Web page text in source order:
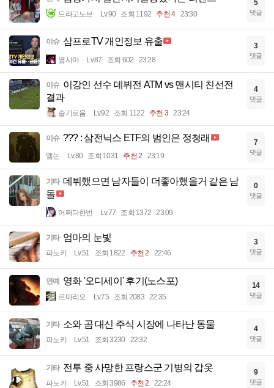
드라고노브 Lv.90 조회 1192 추천 4 23:30
5
댓글
이슈 삼프로TV 개인정보 유출
옆사마 Lv.87 조회 602 23:28
3
댓글
이슈 이강인 선수 데뷔전 ATM vs 맨시티 친선전
결과
슬기로움 Lv.92 조회 1122 추천 3 23:24
4
댓글
이슈 ??? : 삼전닉스 ETF의 범인은 정청래
멤논 Lv.80 조회 1031 추천 2 23:19
7
댓글
기타 데뷔했으면 남자들이 더좋아했을거 같은 남
돌
어쩌다한번 Lv.77 조회 1372 23:09
0
댓글
기타 엄마의 눈빛
파노키 Lv.51 조회 1822 추천 2 22:46
3
댓글
연예 영화 '오디세이' 후기(노스포)
르마리오 Lv.75 조회 2083 22:35
14
댓글
기타 소와 곰 대신 주식 시장에 나타난 동물
파노키 Lv.51 조회 3230 22:32
4
댓글
기타 전투 중 사망한 프랑스군 기병의 갑옷
파노키 Lv.51 조회 3986 추천 2 22:24
9
댓글